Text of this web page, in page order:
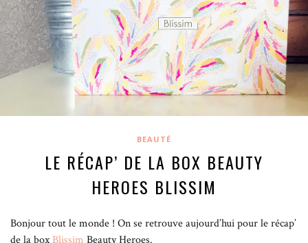
BEAUTÉ
LE RÉCAP’ DE LA BOX BEAUTY
HEROES BLISSIM
Bonjour tout le monde ! On se retrouve aujourd’hui pour le récap’
de la boxBlissim Beauty Heroes.